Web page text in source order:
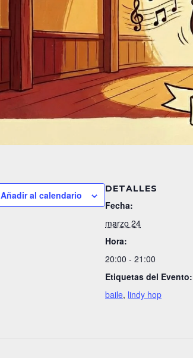
Añadir al calendario
DETALLES
Fecha:
marzo 24
Hora:
20:00 - 21:00
Etiquetas del Evento:
baile, lindy hop